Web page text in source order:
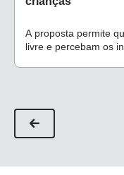
A proposta permite
livre e percebam os